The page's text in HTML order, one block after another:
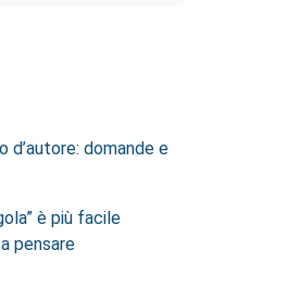
domande e
è più facile
pensare